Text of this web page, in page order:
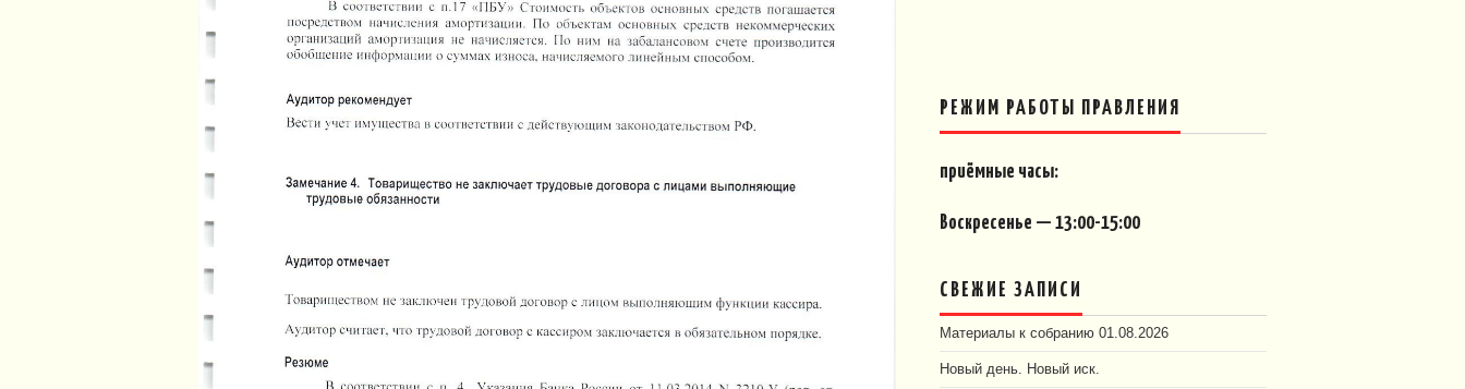
РЕЖИМ РАБОТЫ ПРАВЛЕНИЯ
приёмные часы:
Воскресенье — 13:00-15:00
СВЕЖИЕ ЗАПИСИ
Материалы к собранию 01.08.2026
Новый день. Новый иск.